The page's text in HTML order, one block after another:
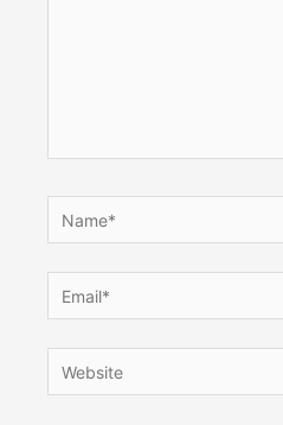
Email*
Website